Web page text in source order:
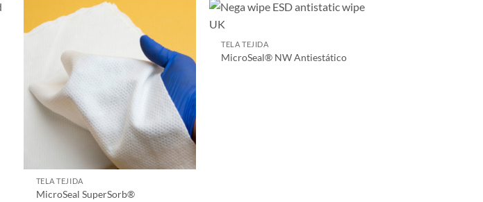
TELA TEJIDA
MicroSeal SuperSorb®
TELA TEJIDA
MicroSeal® NW Antiestático